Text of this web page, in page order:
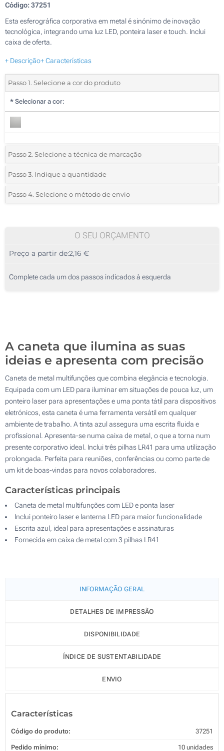
Código:37251
Esta esferográfica corporativa em metal é sinónimo de inovação
tecnológica, integrando uma luz LED, ponteira laser e touch. Inclui
caixa de oferta.
+ Descrição+ Características
Passo 1. Selecione a cor do produto
* Selecionar a cor:
Passo 2. Selecione a técnica de marcação
*Selecione o tipo de marcação e as cores do logotipo:
1 Cor (Na caixa)
Sem impressão
Passo 3. Indique a quantidade
*Quantidade mínima:10
20
50
Passo 4. Selecione o método de envio
O SEU ORÇAMENTO
Preço a partir de:2,16 €
Complete cada um dos passos indicados à esquerda
A caneta que ilumina as suas
ideias e apresenta com precisão
Caneta de metal multifunções que combina elegância e tecnologia.
Equipada com um LED para iluminar em situações de pouca luz, um
ponteiro laser para apresentações e uma ponta tátil para dispositivos
eletrónicos, esta caneta é uma ferramenta versátil em qualquer
ambiente de trabalho. A tinta azul assegura uma escrita fluida e
profissional. Apresenta-se numa caixa de metal, o que a torna num
presente corporativo ideal. Inclui três pilhas LR41 para uma utilização
prolongada. Perfeita para reuniões, conferências ou como parte de
um kit de boas-vindas para novos colaboradores.
Características principais
Caneta de metal multifunções com LED e ponta laser
Inclui ponteiro laser e lanterna LED para maior funcionalidade
Escrita azul, ideal para apresentações e assinaturas
Fornecida em caixa de metal com 3 pilhas LR41
INFORMAÇÃO GERAL
DETALHES DE IMPRESSÃO
DISPONIBILIDADE
ÍNDICE DE SUSTENTABILIDADE
ENVIO
Características
Código do produto: 37251
Pedido mínimo: 10 unidades